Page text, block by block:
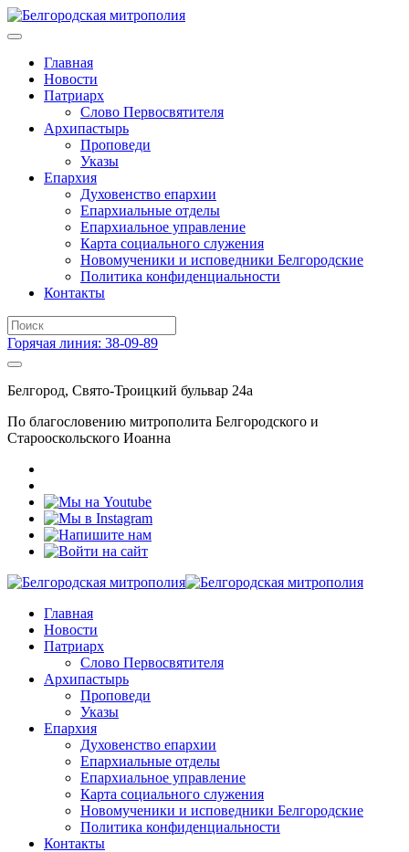
Главная
Новости
Патриарх
Слово Первосвятителя
Архипастырь
Проповеди
Указы
Епархия
Духовенство епархии
Епархиальные отделы
Епархиальное управление
Карта социального служения
Новомученики и исповедники Белгородские
Политика конфиденциальности
Контакты
Горячая линия: 38-09-89
Белгород, Свято-Троицкий бульвар 24а
По благословению митрополита Белгородского и
Старооскольского Иоанна
Главная
Новости
Патриарх
Слово Первосвятителя
Архипастырь
Проповеди
Указы
Епархия
Духовенство епархии
Епархиальные отделы
Епархиальное управление
Карта социального служения
Новомученики и исповедники Белгородские
Политика конфиденциальности
Контакты